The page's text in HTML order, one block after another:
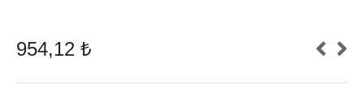
954,12 ₺